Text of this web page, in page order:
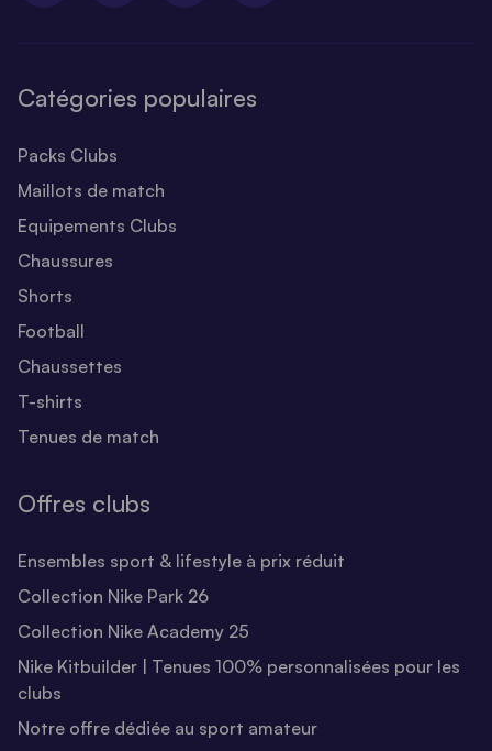
Catégories populaires
Packs Clubs
Maillots de match
Equipements Clubs
Chaussures
Shorts
Football
Chaussettes
T-shirts
Tenues de match
Offres clubs
Ensembles sport & lifestyle à prix réduit
Collection Nike Park 26
Collection Nike Academy 25
Nike Kitbuilder | Tenues 100% personnalisées pour les
clubs
Notre offre dédiée au sport amateur